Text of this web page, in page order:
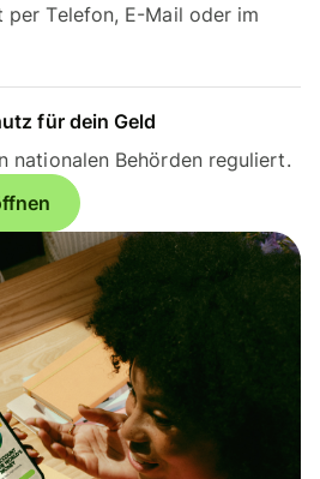
per Telefon, E-Mail oder im
für dein Geld
nationalen Behörden reguliert.